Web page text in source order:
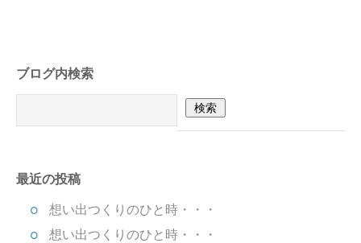
ブログ内検索
最近の投稿
想い出つくりのひと時・・・
想い出つくりのひと時・・・